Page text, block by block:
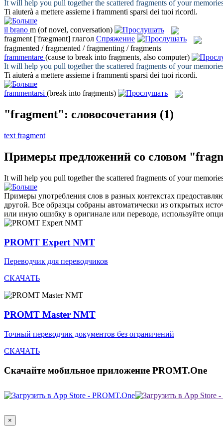
It will help you pull together the scattered fragments of your
Ti aiuterà a mettere assieme i frammenti sparsi dei tuoi ricordi.
il brano m (of novel, conversation)
fragment ['frægmənt] глагол Спряжение
fragmented / fragmented / fragmenting / fragments
frammentare (cause to break into fragments, also computer)
It will help you pull together the scattered fragments of your
Ti aiuterà a mettere assieme i frammenti sparsi dei tuoi ricordi.
frammentarsi (break into fragments)
"fragment": словосочетания (1)
text fragment
Примеры предложений со словом
It will help you pull together the scattered fragments of your
Примеры употребления слов в разных контекстах
другой. Все образцы собраны автоматически из открытых
или иную ошибку в оригинале или переводе, используйте
PROMT Expert NMT
Переводчик для переводчиков
СКАЧАТЬ
PROMT Master NMT
Точный переводчик документов без ограничений
СКАЧАТЬ
Скачайте мобильное приложение PROMT.One
×